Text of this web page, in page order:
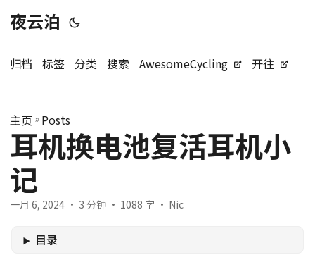
夜云泊
归档 标签 分类 搜索 AwesomeCycling 开往
主页 » Posts
耳机换电池复活耳机小
记
一月 6, 2024 · 3 分钟 · 1088 字 · Nic
目录